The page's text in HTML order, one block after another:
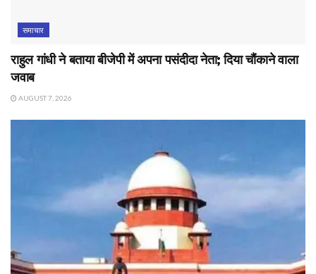
समाचार
राहुल गांधी ने बताया बीजेपी में अपना पसंदीदा नेता; दिया चौंकाने वाला
जवाब
AUGUST 7, 2026